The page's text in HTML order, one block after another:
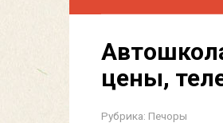
цены,
Рубрика: Печоры